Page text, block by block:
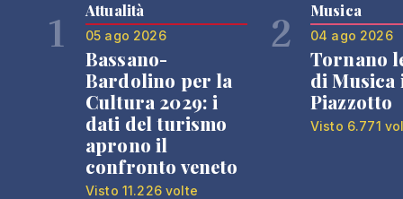
1 Attualità
05 ago 2026
Bassano-
Bardolino per la
Cultura 2029: i
dati del turismo
aprono il
confronto veneto
Visto 11.226 volte
2 Musica
04 ago 2026
Tornano
di Musica
Piazzotto
Visto 6.771